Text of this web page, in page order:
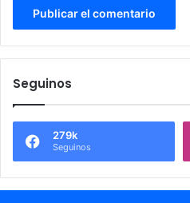
Seguinos
279k
Seguinos